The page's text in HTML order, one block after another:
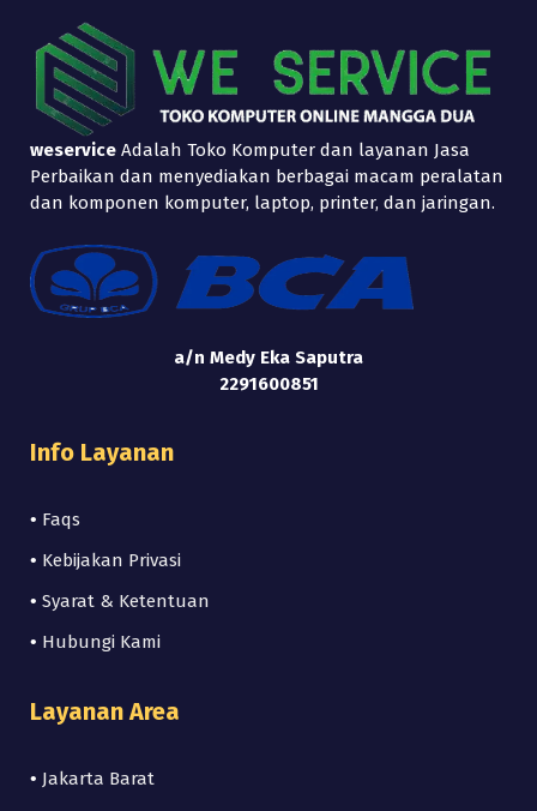
weservice Adalah Toko Komputer dan layanan Jasa
Perbaikan dan menyediakan berbagai macam peralatan
dan komponen komputer, laptop, printer, dan jaringan.
a/n Medy Eka Saputra
2291600851
Info Layanan
• Faqs
• Kebijakan Privasi
• Syarat & Ketentuan
• Hubungi Kami
Layanan Area
• Jakarta Barat